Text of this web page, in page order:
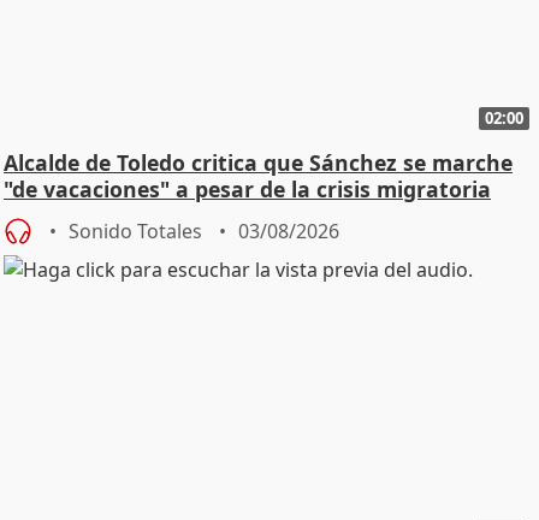
02:00
Alcalde de Toledo critica que Sánchez se marche
"de vacaciones" a pesar de la crisis migratoria
Sonido Totales 03/08/2026